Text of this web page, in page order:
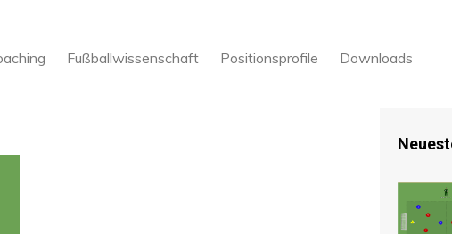
Fußballwissenschaft Positionsprofile Downloads